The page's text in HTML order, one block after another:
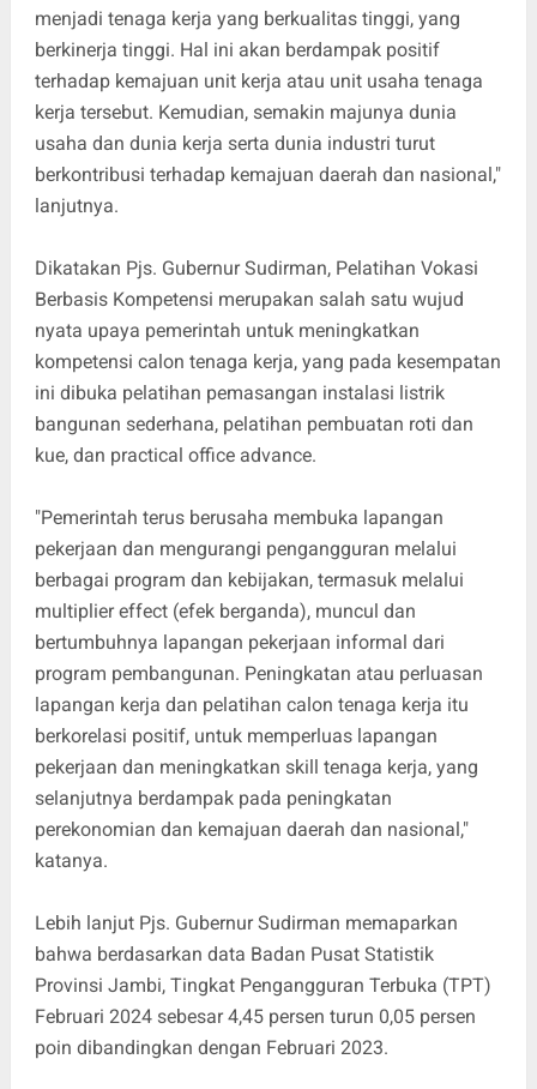
menjadi tenaga kerja yang berkualitas tinggi, yang
berkinerja tinggi. Hal ini akan berdampak positif
terhadap kemajuan unit kerja atau unit usaha tenaga
kerja tersebut. Kemudian, semakin majunya dunia
usaha dan dunia kerja serta dunia industri turut
berkontribusi terhadap kemajuan daerah dan nasional,"
lanjutnya.
Dikatakan Pjs. Gubernur Sudirman, Pelatihan Vokasi
Berbasis Kompetensi merupakan salah satu wujud
nyata upaya pemerintah untuk meningkatkan
kompetensi calon tenaga kerja, yang pada kesempatan
ini dibuka pelatihan pemasangan instalasi listrik
bangunan sederhana, pelatihan pembuatan roti dan
kue, dan practical office advance.
"Pemerintah terus berusaha membuka lapangan
pekerjaan dan mengurangi pengangguran melalui
berbagai program dan kebijakan, termasuk melalui
multiplier effect (efek berganda), muncul dan
bertumbuhnya lapangan pekerjaan informal dari
program pembangunan. Peningkatan atau perluasan
lapangan kerja dan pelatihan calon tenaga kerja itu
berkorelasi positif, untuk memperluas lapangan
pekerjaan dan meningkatkan skill tenaga kerja, yang
selanjutnya berdampak pada peningkatan
perekonomian dan kemajuan daerah dan nasional,"
katanya.
Lebih lanjut Pjs. Gubernur Sudirman memaparkan
bahwa berdasarkan data Badan Pusat Statistik
Provinsi Jambi, Tingkat Pengangguran Terbuka (TPT)
Februari 2024 sebesar 4,45 persen turun 0,05 persen
poin dibandingkan dengan Februari 2023.